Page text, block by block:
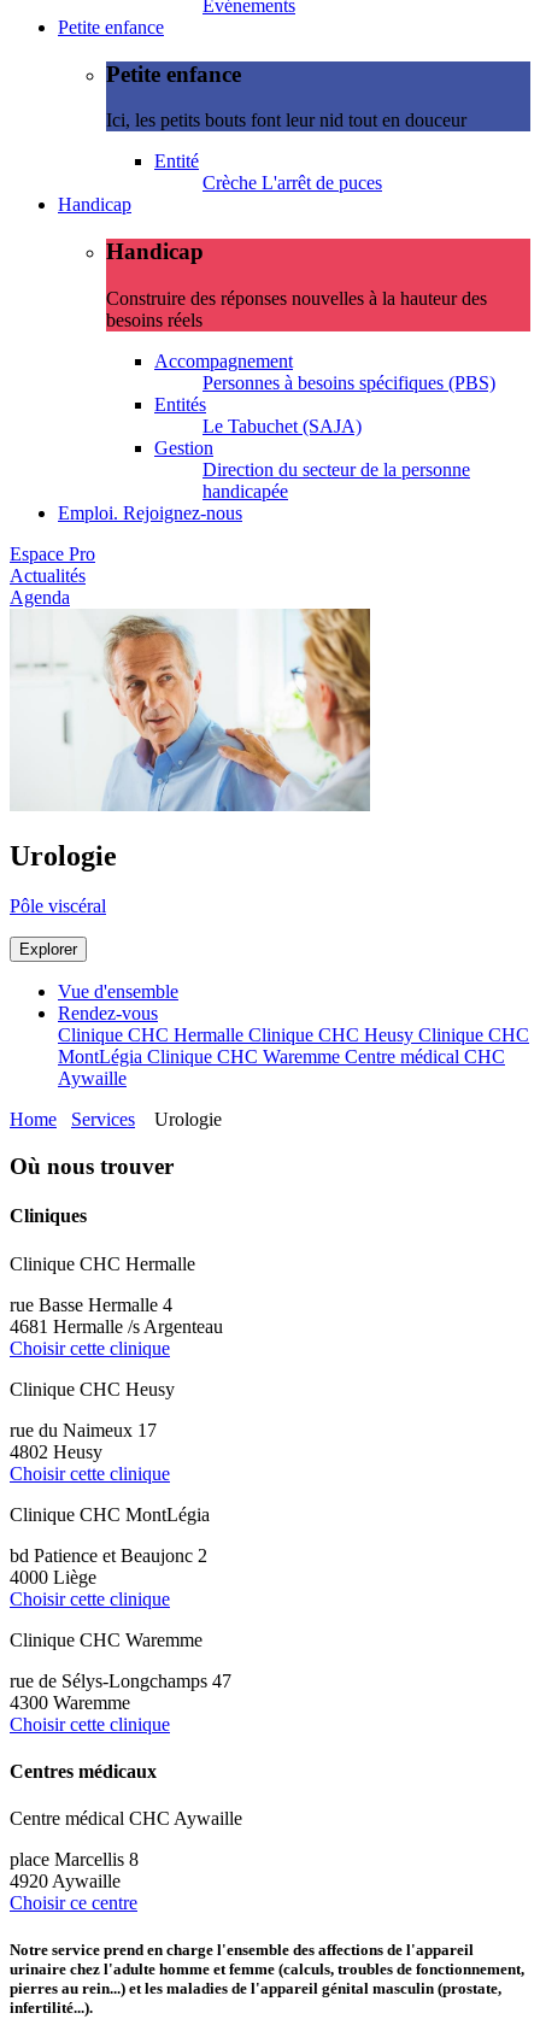
Evénements
Petite enfance
Petite enfance
Ici, les petits bouts font leur nid tout en douceur
Entité
Crèche L'arrêt de puces
Handicap
Handicap
Construire des réponses nouvelles à la hauteur des
besoins réels
Accompagnement
Personnes à besoins spécifiques (PBS)
Entités
Le Tabuchet (SAJA)
Gestion
Direction du secteur de la personne
handicapée
Emploi. Rejoignez-nous
Espace Pro
Actualités
Agenda
Urologie
Pôle viscéral
Explorer
Vue d'ensemble
Rendez-vous
Clinique CHC Hermalle Clinique CHC Heusy Clinique CHC
MontLégia Clinique CHC Waremme Centre médical CHC
Aywaille
Home
Services Urologie
Où nous trouver
Cliniques
Clinique CHC Hermalle
rue Basse Hermalle 4
4681 Hermalle /s Argenteau
Choisir cette clinique
Clinique CHC Heusy
rue du Naimeux 17
4802 Heusy
Choisir cette clinique
Clinique CHC MontLégia
bd Patience et Beaujonc 2
4000 Liège
Choisir cette clinique
Clinique CHC Waremme
rue de Sélys-Longchamps 47
4300 Waremme
Choisir cette clinique
Centres médicaux
Centre médical CHC Aywaille
place Marcellis 8
4920 Aywaille
Choisir ce centre
Notre service prend en charge l'ensemble des affections de l'appareil
urinaire chez l'adulte homme et femme (calculs, troubles de fonctionnement,
pierres au rein...) et les maladies de l'appareil génital masculin (prostate,
infertilité...).